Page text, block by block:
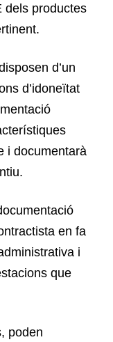
dels productes
d’un
d’idoneïtat
i documentarà
en fa
i
que
poden